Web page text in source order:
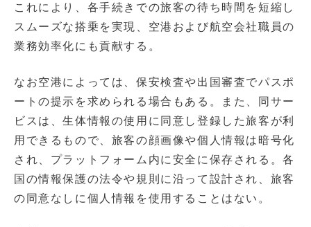
これにより、各手続きでの旅客の待ち時間を短縮し
スムーズな搭乗を実現、空港および航空会社職員の
業務効率化にも貢献する。
なお空港によっては、保安検査や出国審査でパスポ
ートの提示を求められる場合もある。また、同サー
ビスは、生体情報の使用に同意し登録した旅客が利
用できるもので、旅客の顔画像や個人情報は暗号化
され、プラットフォーム内に安全に保存される。各
国の情報保護の法令や規則に沿って設計され、旅客
の同意なしに個人情報を使用することはない。